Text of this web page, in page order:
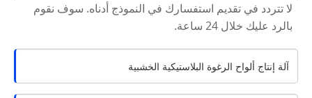
لا تتردد في تقديم استفسارك في النموذج أدناه. سوف نقوم
بالرد عليك خلال 24 ساعة.